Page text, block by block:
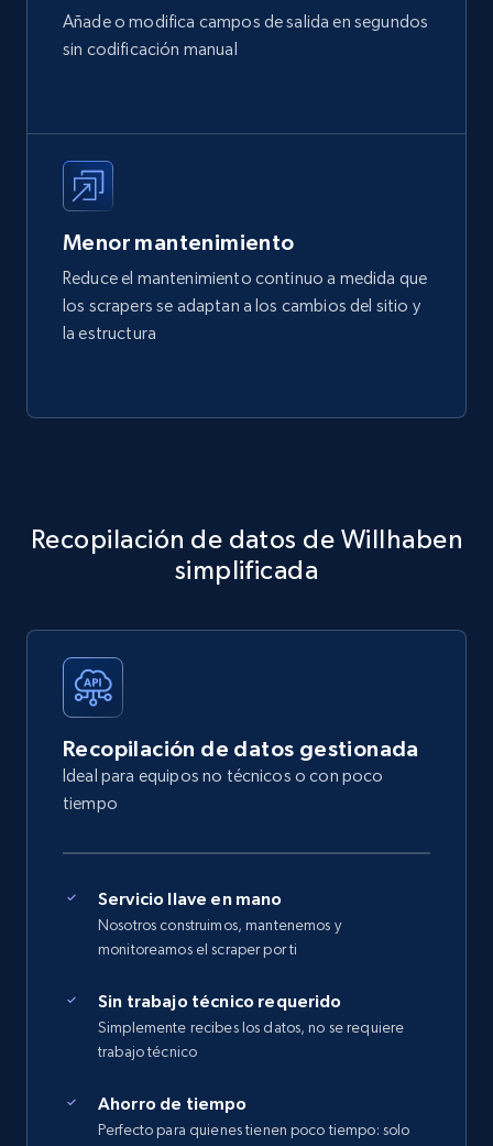
Añade o modifica campos de salida en segundos
sin codificación manual
Menor mantenimiento
Reduce el mantenimiento continuo a medida que
los scrapers se adaptan a los cambios del sitio y
la estructura
Recopilación de datos de Willhaben
simplificada
Recopilación de datos gestionada
Ideal para equipos no técnicos o con poco
tiempo
Servicio llave en mano
Nosotros construimos, mantenemos y
monitoreamos el scraper por ti
Sin trabajo técnico requerido
Simplemente recibes los datos, no se requiere
trabajo técnico
Ahorro de tiempo
Perfecto para quienes tienen poco tiempo: solo